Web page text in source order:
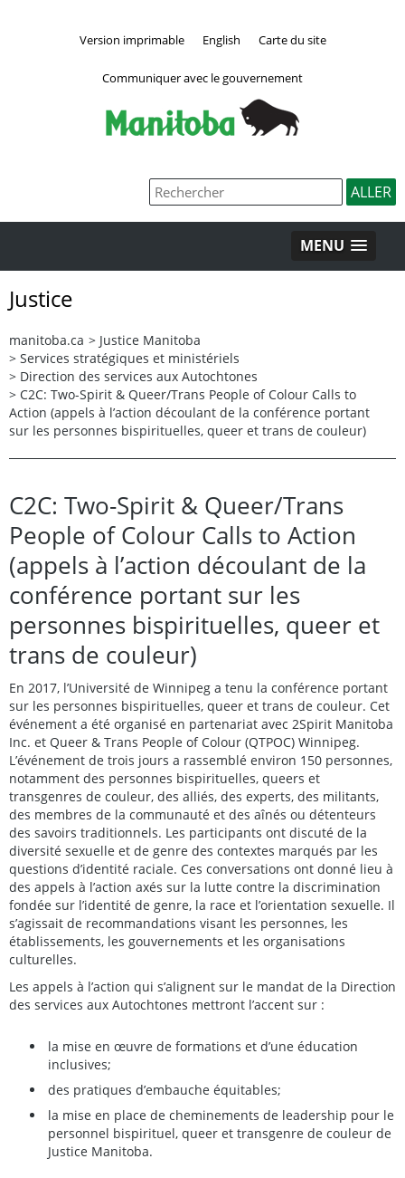
Version imprimable English Carte du site
Communiquer avec le gouvernement
MENU
Justice
manitoba.ca > Justice Manitoba
> Services stratégiques et ministériels
> Direction des services aux Autochtones
> C2C: Two-Spirit & Queer/Trans People of Colour Calls to
Action (appels à l’action découlant de la conférence portant
sur les personnes bispirituelles, queer et trans de couleur)
C2C: Two-Spirit & Queer/Trans
People of Colour Calls to Action
(appels à l’action découlant de la
conférence portant sur les
personnes bispirituelles, queer et
trans de couleur)
En 2017, l’Université de Winnipeg a tenu la conférence portant
sur les personnes bispirituelles, queer et trans de couleur. Cet
événement a été organisé en partenariat avec 2Spirit Manitoba
Inc. et Queer & Trans People of Colour (QTPOC) Winnipeg.
L’événement de trois jours a rassemblé environ 150 personnes,
notamment des personnes bispirituelles, queers et
transgenres de couleur, des alliés, des experts, des militants,
des membres de la communauté et des aînés ou détenteurs
des savoirs traditionnels. Les participants ont discuté de la
diversité sexuelle et de genre des contextes marqués par les
questions d’identité raciale. Ces conversations ont donné lieu à
des appels à l’action axés sur la lutte contre la discrimination
fondée sur l’identité de genre, la race et l’orientation sexuelle. Il
s’agissait de recommandations visant les personnes, les
établissements, les gouvernements et les organisations
culturelles.
Les appels à l’action qui s’alignent sur le mandat de la Direction
des services aux Autochtones mettront l’accent sur :
la mise en œuvre de formations et d’une éducation
inclusives;
des pratiques d’embauche équitables;
la mise en place de cheminements de leadership pour le
personnel bispirituel, queer et transgenre de couleur de
Justice Manitoba.